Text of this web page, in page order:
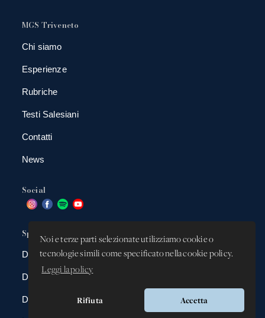
Noi e terze parti selezionate utilizziamo cookie o
tecnologie simili come specificato nella cookie policy.
Leggi la policy
Rifiuta Accetta
MGS Triveneto
Chi siamo
Esperienze
Rubriche
Testi Salesiani
Contatti
News
Social
Spazio app
DBAnima
DBContest
DBDrive